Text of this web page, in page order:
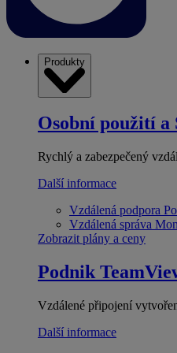
Produkty
Osobní použití a
Rychlý a zabezpečený
Další informace
Vzdálená podpora
Vzdálená správa
Zobrazit plány a ceny
Podnik
Vzdálené připojení
Další informace